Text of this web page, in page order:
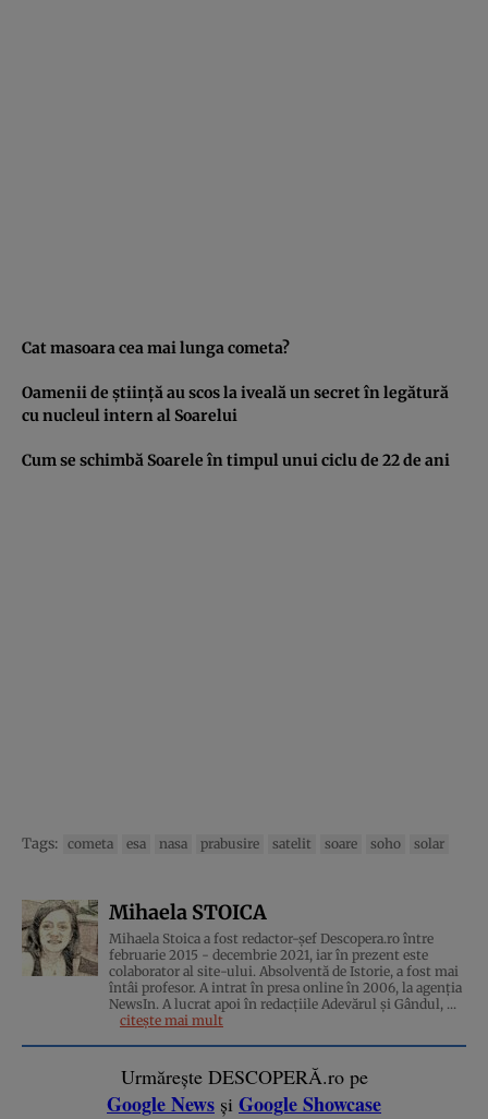
Cat masoara cea mai lunga cometa?
Oamenii de ştiinţă au scos la iveală un secret în legătură
cu nucleul intern al Soarelui
Cum se schimbă Soarele în timpul unui ciclu de 22 de ani
Tags: cometa esa nasa prabusire satelit soare soho solar
Mihaela STOICA
Mihaela Stoica a fost redactor-șef Descopera.ro între
februarie 2015 - decembrie 2021, iar în prezent este
colaborator al site-ului. Absolventă de Istorie, a fost mai
întâi profesor. A intrat în presa online în 2006, la agenţia
NewsIn. A lucrat apoi în redacţiile Adevărul şi Gândul, ...
citește mai mult
Urmărește DESCOPERĂ.ro pe
Google News și Google Showcase